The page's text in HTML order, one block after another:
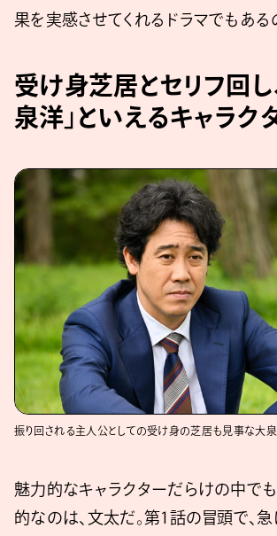
果を実感させてくれるドラマでもある
受け身芝居とセリフ回し
泉洋」といえるキャラク
振り回される主人公としての受け身の芝居も見事な大
魅力的なキャラクターだらけの中で
的なのは、文太だ。第1話の冒頭で、